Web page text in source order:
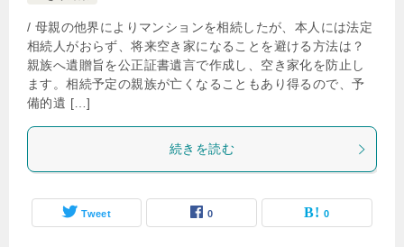
/ 母親の他界によりマンションを相続したが、本人には法定
相続人がおらず、将来空き家になることを避ける方法は？
親族へ遺贈旨を公正証書遺言で作成し、空き家化を防止し
ます。相続予定の親族が亡くなることもあり得るので、予
備的遺 […]
続きを読む
Tweet 0 0